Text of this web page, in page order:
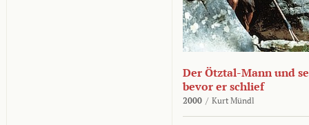
Der Ötztal-Mann und
bevor er schlief
2000 / Kurt Mündl